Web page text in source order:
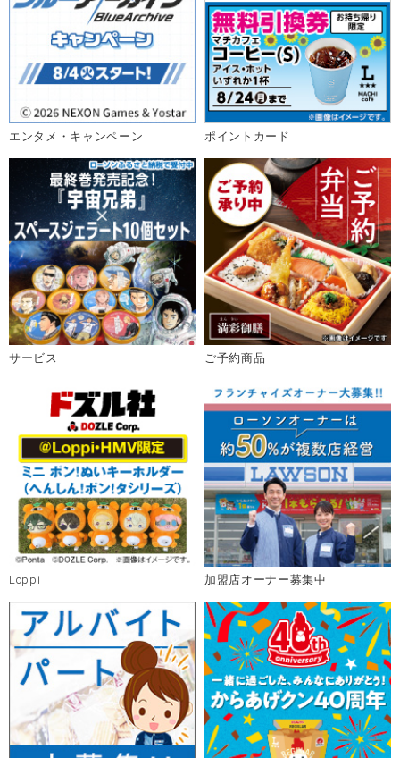
エンタメ・キャンペーン ポイントカード
サービス ご予約商品
Loppi 加盟店オーナー募集中